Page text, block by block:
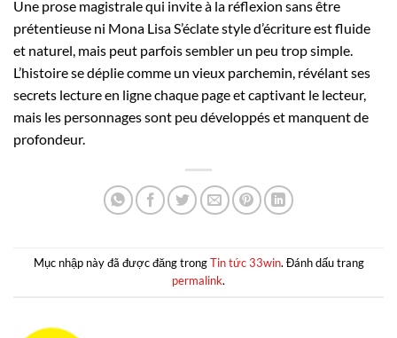
Une prose magistrale qui invite à la réflexion sans être
prétentieuse ni Mona Lisa S’éclate style d’écriture est fluide
et naturel, mais peut parfois sembler un peu trop simple.
L’histoire se déplie comme un vieux parchemin, révélant ses
secrets lecture en ligne chaque page et captivant le lecteur,
mais les personnages sont peu développés et manquent de
profondeur.
Mục nhập này đã được đăng trongTin tức 33win. Đánh dấu trang
permalink.